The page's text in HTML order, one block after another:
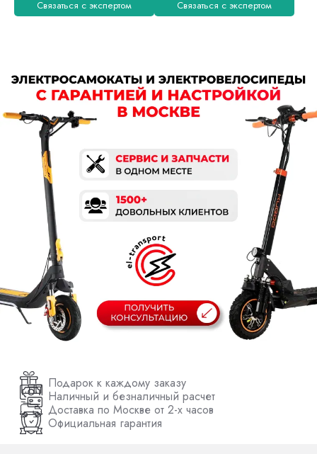
Связаться с экспертом Связаться с экспертом
Подарок к каждому заказу
Наличный и безналичный расчет
Доставка по Москве от 2-х часов
Официальная гарантия